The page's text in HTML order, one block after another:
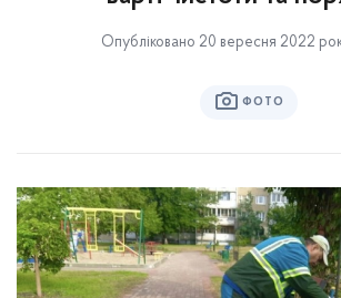
Опубліковано 20 вересня 2022
ФОТО